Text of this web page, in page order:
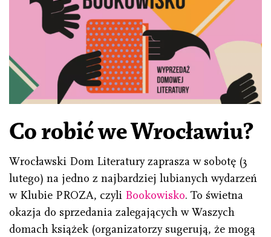
Co robić we Wrocławiu?
Wrocławski Dom Literatury zaprasza w sobotę (3
lutego) na jedno z najbardziej lubianych wydarzeń
w Klubie PROZA, czyli Bookowisko. To świetna
okazja do sprzedania zalegających w Waszych
domach książek (organizatorzy sugerują, że mogą